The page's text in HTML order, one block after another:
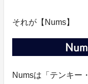
それが【Nums】
Numsは「テンキー